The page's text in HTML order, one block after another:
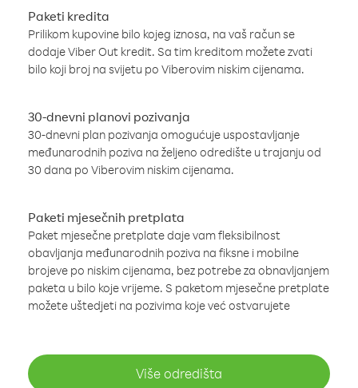
Paketi kredita
Prilikom kupovine bilo kojeg iznosa, na vaš račun se
dodaje Viber Out kredit. Sa tim kreditom možete zvati
bilo koji broj na svijetu po Viberovim niskim cijenama.
30-dnevni planovi pozivanja
30-dnevni plan pozivanja omogućuje uspostavljanje
međunarodnih poziva na željeno odredište u trajanju od
30 dana po Viberovim niskim cijenama.
Paketi mjesečnih pretplata
Paket mjesečne pretplate daje vam fleksibilnost
obavljanja međunarodnih poziva na fiksne i mobilne
brojeve po niskim cijenama, bez potrebe za obnavljanjem
paketa u bilo koje vrijeme. S paketom mjesečne pretplate
možete uštedjeti na pozivima koje već ostvarujete
Više odredišta